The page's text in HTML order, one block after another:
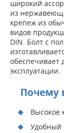
широкий
из
крепеж из
видов
DIN. Болт с
обеспечивает
эксплуатации.
Почему
Высокое
Удобный